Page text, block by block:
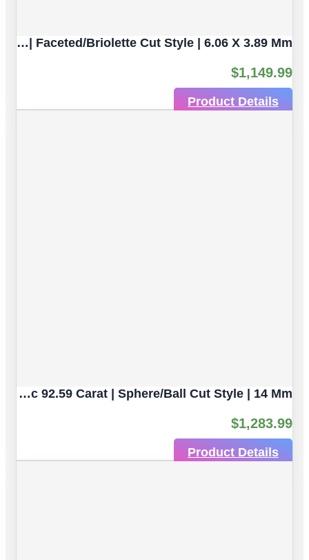
Multicolor Tourmaline Natural Untreated Gemstones| 10pc 6.53 Carat | Faceted/Briolette Cut Style | 6.06 X 3.89 Mm
$1,149.99
Product Details
Army Green Seraphinite Natural Untreated Gemstones | 4pc 92.59 Carat | Sphere/Ball Cut Style | 14 Mm
$1,283.99
Product Details